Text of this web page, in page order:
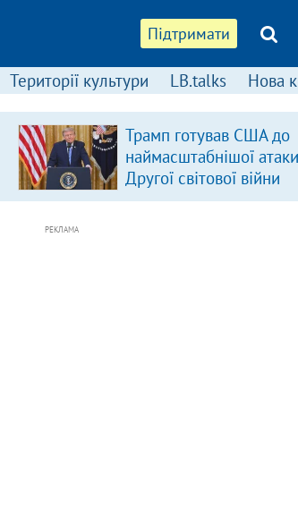
Підтримати
Території культури LB.talks Нова
Трамп готував США до
наймасштабнішої
Другої світової війни
РЕКЛАМА